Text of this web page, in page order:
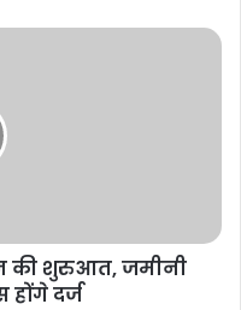
की शुरुआत, जमीनी
दर्ज